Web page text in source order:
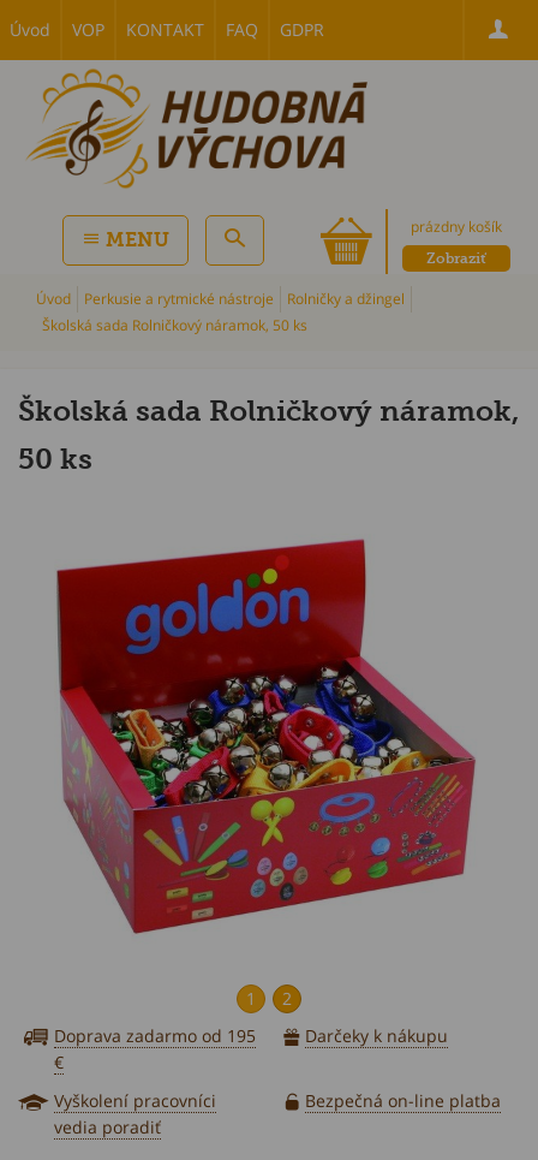
Úvod VOP KONTAKT FAQ GDPR
prázdny košík
Zobraziť
MENU
Úvod Perkusie a rytmické nástroje
Rolničky a džingel
Školská sada Rolničkový náramok, 50 ks
Školská sada Rolničkový náramok,
50 ks
1
2
Doprava zadarmo od 195
€
Darčeky k nákupu
Vyškolení pracovníci
vedia poradiť
Bezpečná on-line platba